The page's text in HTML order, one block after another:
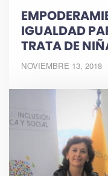
IGUALDAD
TRATA DE
NOVIEMBRE 13, 2018